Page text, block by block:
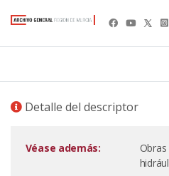
Detalle del descriptor
Véase además:
Obras